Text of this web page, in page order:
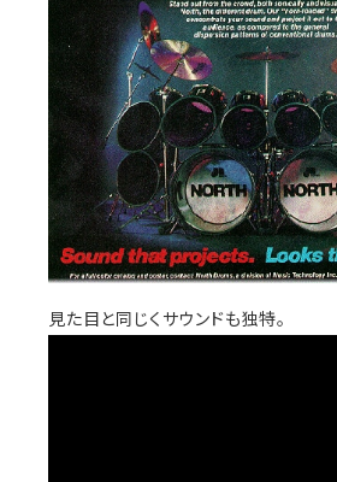
見た目と同じくサウンドも独特。